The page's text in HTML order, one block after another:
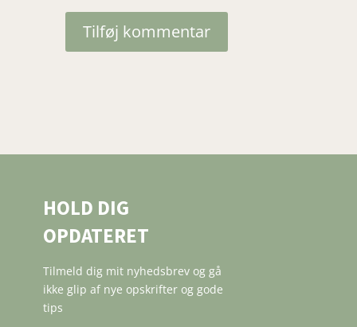
Tilføj kommentar
HOLD DIG
OPDATERET
Tilmeld dig mit nyhedsbrev og gå
ikke glip af nye opskrifter og gode
tips